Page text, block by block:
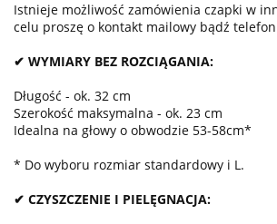
Istnieje możliwość zamówienia czapki w
celu proszę o kontakt mailowy bądź
✔ WYMIARY BEZ ROZCIĄGANIA:
Długość - ok. 32 cm
Szerokość maksymalna - ok. 23 cm
Idealna na głowy o obwodzie 53-58cm*
* Do wyboru rozmiar standardowy i L.
✔ CZYSZCZENIE I PIELĘGNACJA: